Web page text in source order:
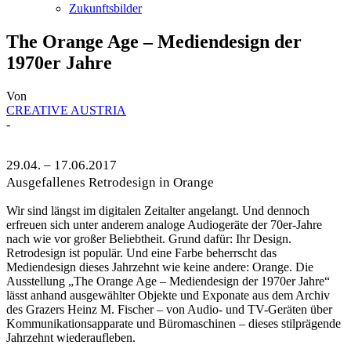
Zukunftsbilder
The Orange Age – Mediendesign der
1970er Jahre
Von
CREATIVE AUSTRIA
-
29.04. – 17.06.2017
Ausgefallenes Retrodesign in Orange
Wir sind längst im digitalen Zeitalter angelangt. Und dennoch
erfreuen sich unter anderem analoge Audiogeräte der 70er-Jahre
nach wie vor großer Beliebtheit. Grund dafür: Ihr Design.
Retrodesign ist populär. Und eine Farbe beherrscht das
Mediendesign dieses Jahrzehnt wie keine andere: Orange. Die
Ausstellung „The Orange Age – Mediendesign der 1970er Jahre“
lässt anhand ausgewählter Objekte und Exponate aus dem Archiv
des Grazers Heinz M. Fischer – von Audio- und TV-Geräten über
Kommunikationsapparate und Büromaschinen – dieses stilprägende
Jahrzehnt wiederaufleben.